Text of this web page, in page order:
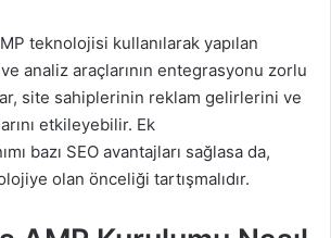
teknolojisi kullanılarak yapılan
analiz araçlarının entegrasyonu zorlu
site sahiplerinin reklam gelirlerini ve
etkileyebilir. Ek
bazı SEO avantajları sağlasa da,
olan önceliği tartışmalıdır.